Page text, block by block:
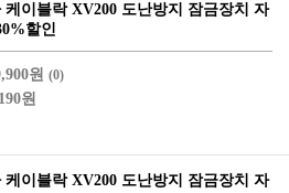
이블락 XV200 도난방지 잠금장치 자
할인
원 (0)
원
이블락 XV200 도난방지 잠금장치 자